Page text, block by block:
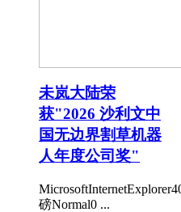
未岚大陆荣
获"2026 沙利文中
国无边界割草机器
人年度公司奖"
磅Normal0 ...